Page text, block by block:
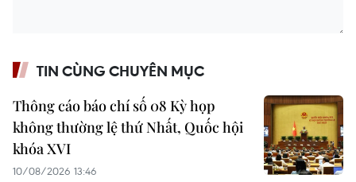
TIN CÙNG CHUYÊN MỤC
Thông cáo báo chí số 08 Kỳ họp
không thường lệ thứ Nhất, Quốc hội
khóa XVI
10/08/2026 13:46